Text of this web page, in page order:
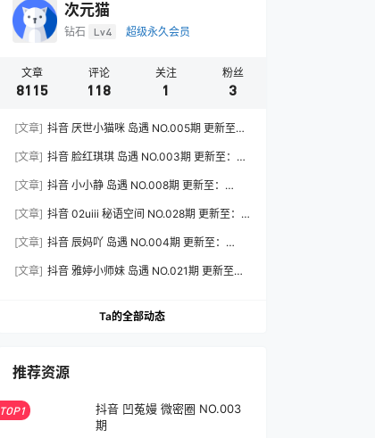
次元猫
钻石 Lv4 超级永久会员
文章
8115
评论
118
关注
1
粉丝
3
[文章] 抖音 厌世小猫咪 岛遇 NO.005期 更新至：
[文章] 抖音 脸红琪琪 岛遇 NO.003期 更新至：
[文章] 抖音 小小静 岛遇 NO.008期 更新至：
[文章] 抖音 02uiii 秘语空间 NO.028期 更新至：
[文章] 抖音 辰妈吖 岛遇 NO.004期 更新至：
[文章] 抖音 雅婷小师妹 岛遇 NO.021期 更新至：
Ta的全部动态
推荐资源
TOP1
抖音 凹菟嫚 微密圈 NO.003
期